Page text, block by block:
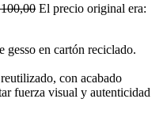
El precio original era:
gesso en cartón reciclado.
con acabado
fuerza visual y autenticidad